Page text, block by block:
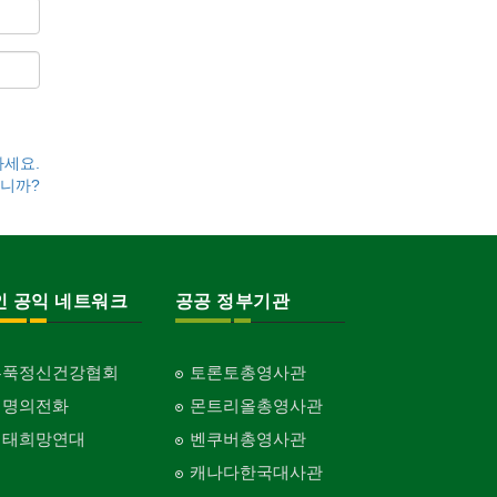
요.
까?
공익 네트워크
정신건강협회
의전화
희망연대
공공 정부기관
토론토총영사관
몬트리올총영사관
벤쿠버총영사관
캐나다한국대사관